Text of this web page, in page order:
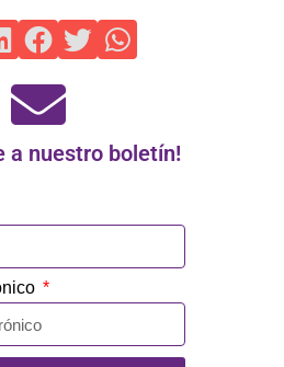
a nuestro boletín!